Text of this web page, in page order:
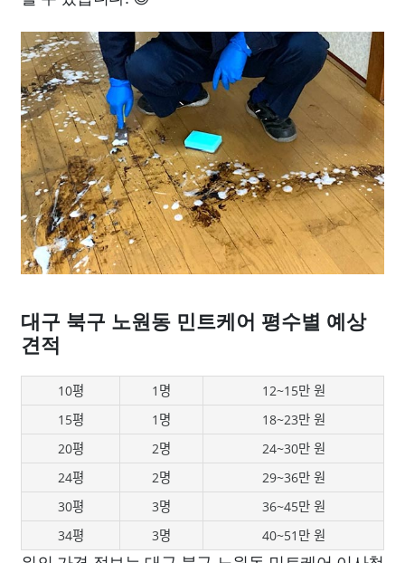
대구 북구 노원동 민트케어 평수별 예상
견적
10평 1명
12~15만 원
15평
1명
18~23만 원
20평
2명
24~30만 원
24평
2명
29~36만 원
30평
3명
36~45만 원
34평
3명 40~51만 원